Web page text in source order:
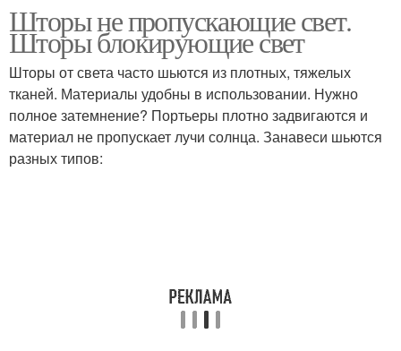
Рулонные шторы Ролетные шторы
Ткани для штор
Шторы не пропускающие свет.
Шторы блокирующие свет
Шторы от света часто шьются из плотных, тяжелых
тканей. Материалы удобны в использовании. Нужно
полное затемнение? Портьеры плотно задвигаются и
материал не пропускает лучи солнца. Занавеси шьются
разных типов: